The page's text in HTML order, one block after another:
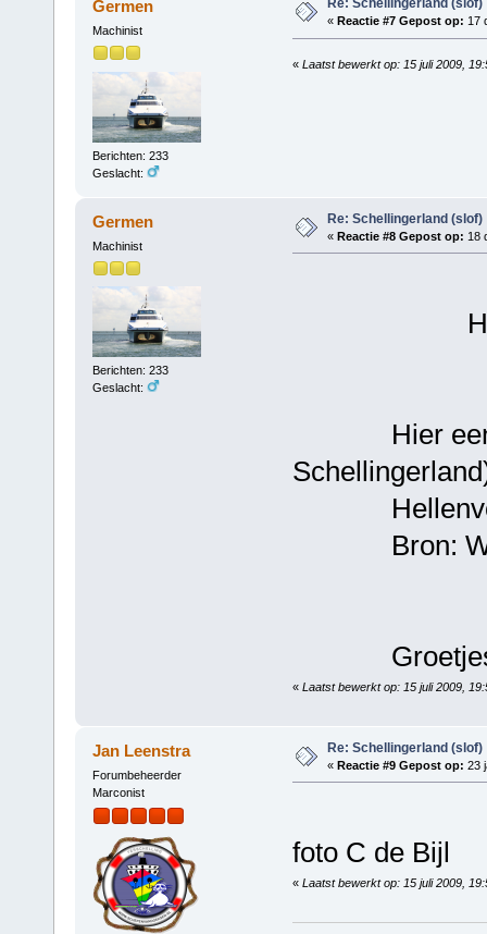
Germen
Machinist
Berichten: 233
Geslacht:
Re: Schellingerland (slof)
« Reactie #7 Gepost op: 17
« Laatst bewerkt op: 15 juli 2009,
Germen
Machinist
Berichten: 233
Geslacht:
Re: Schellingerland (slof)
« Reactie #8 Gepost op: 18
Hoi
Hier een
Bron:
Groetjes
« Laatst bewerkt op: 15 juli 2009,
Jan Leenstra
Forumbeheerder
Marconist
Re: Schellingerland (slof)
« Reactie #9 Gepost op: 23
foto C de Bijl
« Laatst bewerkt op: 15 juli 2009,